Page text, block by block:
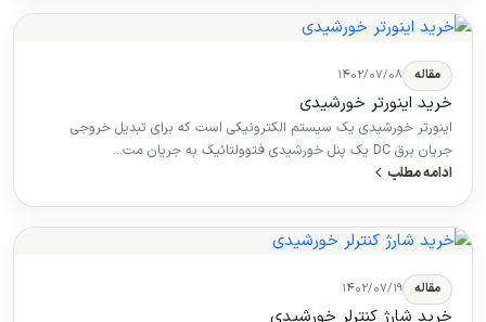
مقاله ۱۴۰۲/۰۷/۰۸
خرید اینورتر خورشیدی
اینورتر خورشیدی یک سیستم الکترونیکی است که برای تبدیل خروجی
جریان برق DC یک پنل خورشیدی فتوولتائیک به جریان مت…
ادامه مطلب
مقاله ۱۴۰۲/۰۷/۱۹
خرید شارژ کنترلر خورشیدی